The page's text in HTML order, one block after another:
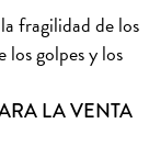
fragilidad de los
los golpes y los
LA VENTA